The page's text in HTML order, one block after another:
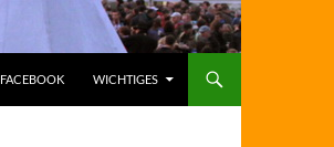
FACEBOOK WICHTIGES